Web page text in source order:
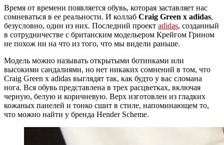
Время от времени появляется обувь, которая заставляет нас
сомневаться в ее реальности. И коллаб Craig Green x adidas,
безусловно, один из них. Последний проект adidas, созданный
в сотрудничестве с британским модельером Крейгом Грином
не похож ни на что из того, что мы видели раньше.
Модель можно называть открытыми ботинками или
высокими сандалиями, но нет никаких сомнений в том, что
Craig Green x adidas выглядят так, как будто у вас сломана
нога. Вся обувь представлена ​​в трех расцветках, включая
черную, белую и коричневую. Верх изготовлен ​​из гладких
кожаных панелей и тонко сшит в стиле, напоминающем то,
что можно найти у бренда Hender Scheme.